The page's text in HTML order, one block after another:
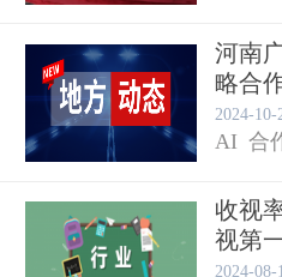
河南
略合
台」...
2024-10-
AI 合
收视
视第
《歌...
2024-08-